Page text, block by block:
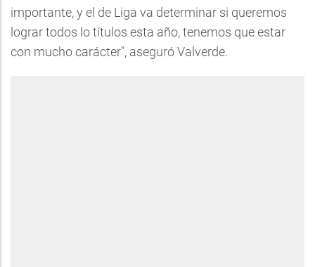
importante, y el de Liga va determinar si queremos
lograr todos lo títulos esta año, tenemos que estar
con mucho carácter", aseguró Valverde.